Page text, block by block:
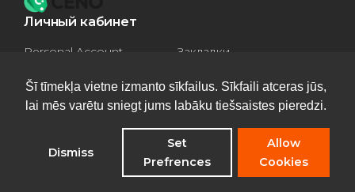
Šī tīmekļa vietne izmanto sīkfailus. Sīkfaili atceras jūs,
lai mēs varētu sniegt jums labāku tiešsaistes pieredzi.
Dismiss
Set
Prefrences
Allow
Cookies
Личный кабинет
Personal Account
Закладки
Отопительные котлы2026 - All rights reserved
Privacy Policy